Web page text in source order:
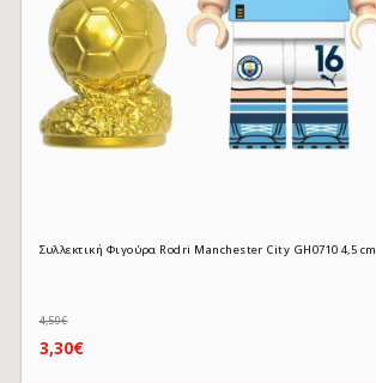
Συλλεκτική Φιγούρα Rodri Manchester City GH0710 4,5 cm
3,30€
4,50€